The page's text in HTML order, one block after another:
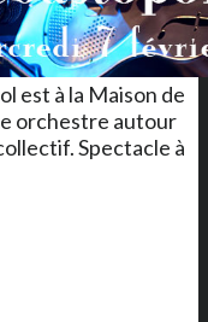
est à la Maison de
orchestre autour
Spectacle à